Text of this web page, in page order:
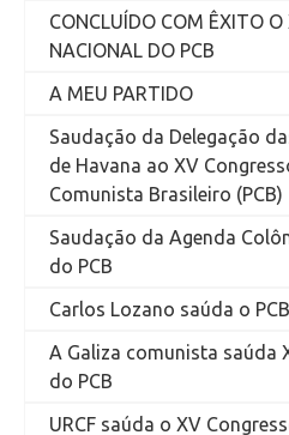
CONCLUÍDO COM ÊXITO O
NACIONAL DO PCB
A MEU PARTIDO
Saudação da Delegação
de Havana ao XV
Comunista Brasileiro (PCB)
Saudação da Agenda
do PCB
Carlos Lozano saúda o PCB
A Galiza comunista saúda
do PCB
URCF saúda o XV